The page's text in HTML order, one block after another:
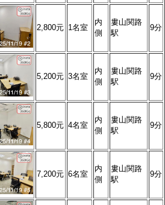
2,800元 1名室
内
側
婁山関路
駅
9分
5,200元 3名室
内
側
婁山関路
駅
9分
5,800元 4名室
内
側
婁山関路
駅
9分
7,200元 6名室
内
側
婁山関路
駅
9分